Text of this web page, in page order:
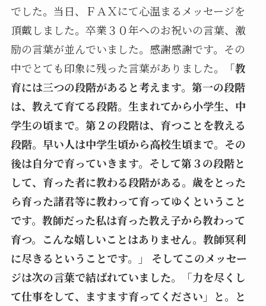
でした。当日、ＦＡＸにて心温まるメッセージを
頂戴しました。卒業３０年へのお祝いの言葉、激
励の言葉が並んでいました。感謝感謝です。その
中でとても印象に残った言葉がありました。
「教
育には三つの段階があると考えます。第一の段階
は、教えて育てる段階。生まれてから小学生、中
学生の頃まで。第２の段階は、育つことを教える
段階。早い人は中学生頃から高校生頃まで。その
後は自分で育っていきます。そして第３の段階と
して、育った者に教わる段階がある。歳をとった
ら育った諸君等に教わって育ってゆくということ
です。教師だった私は育った教え子から教わって
育つ。こんな嬉しいことはありません。教師冥利
に尽きるということです。」 そしてこのメッセー
ジは次の言葉で結ばれていました。「力を尽くし
て仕事をして、ますます育ってください」と。と